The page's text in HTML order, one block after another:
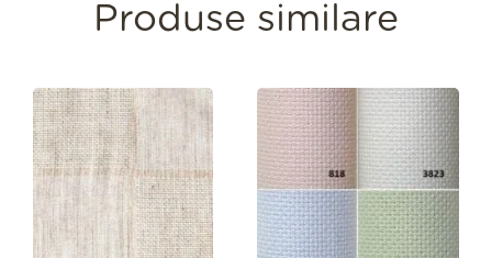
Produse similare